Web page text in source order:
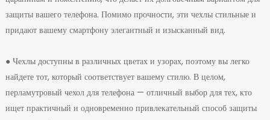
защиты вашего телефона. Помимо прочности, эти чехлы стильные и
придают вашему смартфону элегантный и изысканный вид.
● Чехлы доступны в различных цветах и ​​узорах, поэтому вы легко
найдете тот, который соответствует вашему стилю. В целом,
перламутровый чехол для телефона — отличный выбор для тех, кто
ищет практичный и одновременно привлекательный способ защиты